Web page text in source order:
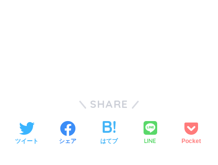
SHARE
ツイート シェア はてブ LINE Pocket